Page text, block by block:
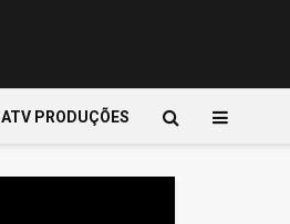
ATV PRODUÇÕES